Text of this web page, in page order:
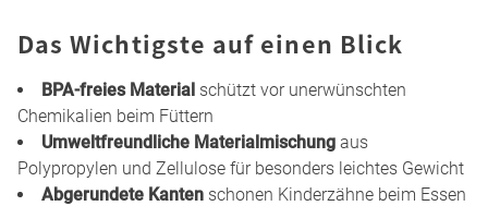
Das Wichtigste auf einen Blick
BPA-freies Material schützt vor unerwünschten
Chemikalien beim Füttern
Umweltfreundliche Materialmischung aus
Polypropylen und Zellulose für besonders leichtes Gewicht
Abgerundete Kanten schonen Kinderzähne beim Essen